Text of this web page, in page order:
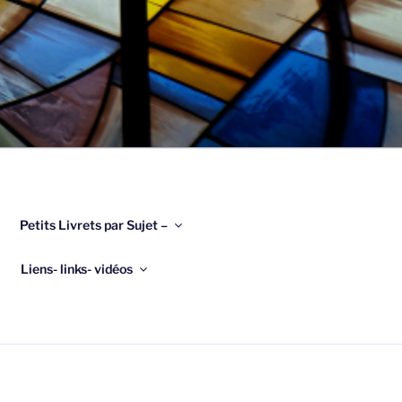
Petits Livrets par Sujet –
Liens- links- vidéos